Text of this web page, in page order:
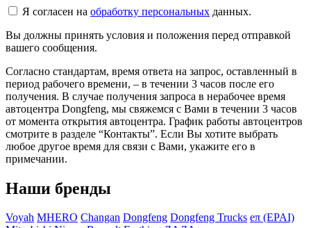
Я согласен на обработку персональных данных.
Вы должны принять условия и положения перед отправкой
вашего сообщения.
Согласно стандартам, время ответа на запрос, оставленный в
период рабочего времени, – в течении 3 часов после его
получения. В случае получения запроса в нерабочее время
автоцентра Dongfeng, мы свяжемся с Вами в течении 3 часов
от момента открытия автоцентра. График работы автоцентров
смотрите в разделе “Контакты”. Если Вы хотите выбрать
любое другое время для связи с Вами, укажите его в
примечании.
Наши бренды
Voyah MHERO Changan Dongfeng Dongfeng Trucks eπ (EPAI)